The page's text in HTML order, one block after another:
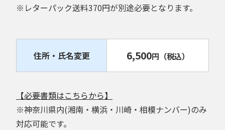
※レターパック送料370円が別途必要となります。
住所・氏名変更 6,500円 （税込）
【必要書類はこちらから】
※神奈川県内(湘南・横浜・川崎・相模ナンバー)のみ
対応可能です。